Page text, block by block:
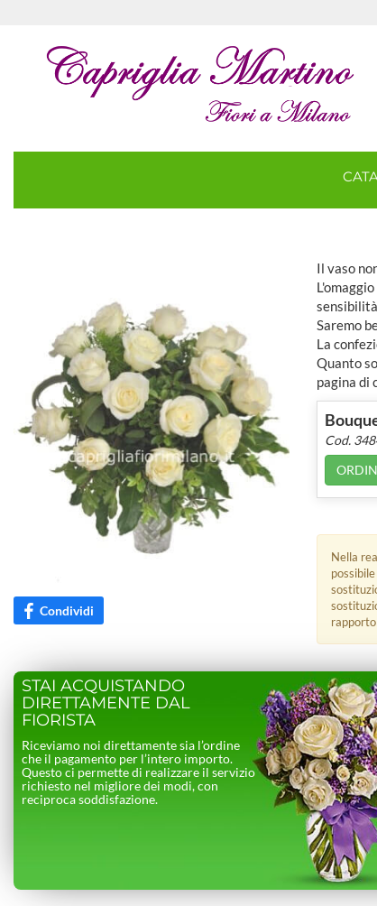
Condividi
Il vaso
Saremo
La
Quanto
pagina di
Cod.
Nella
STAI ACQUISTANDO
DIRETTAMENTE DAL
FIORISTA
Riceviamo noi direttamente sia l’ordine
che il pagamento per l’intero importo.
Questo ci permette di realizzare il servizio
richiesto nel migliore dei modi, con
reciproca soddisfazione.